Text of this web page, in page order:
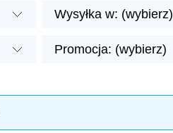
Wysyłka w: (wybierz)
Promocja: (wybierz)